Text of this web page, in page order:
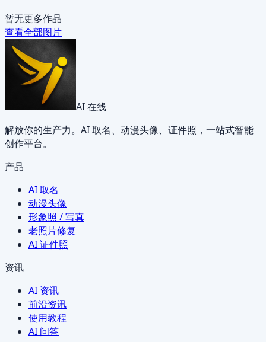
暂无更多作品
查看全部图片
AI 在线
解放你的生产力。AI 取名、动漫头像、证件照，一站式智能
创作平台。
产品
AI 取名
动漫头像
形象照 / 写真
老照片修复
AI 证件照
资讯
AI 资讯
前沿资讯
使用教程
AI 问答